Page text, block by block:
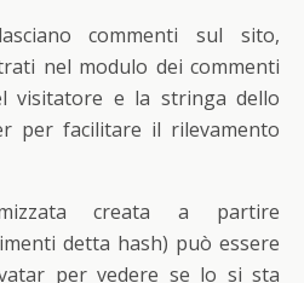
commenti sul sito,
nel modulo dei commenti
visitatore e la stringa dello
per facilitare il rilevamento
creata a partire
detta hash) può essere
per vedere se lo si sta